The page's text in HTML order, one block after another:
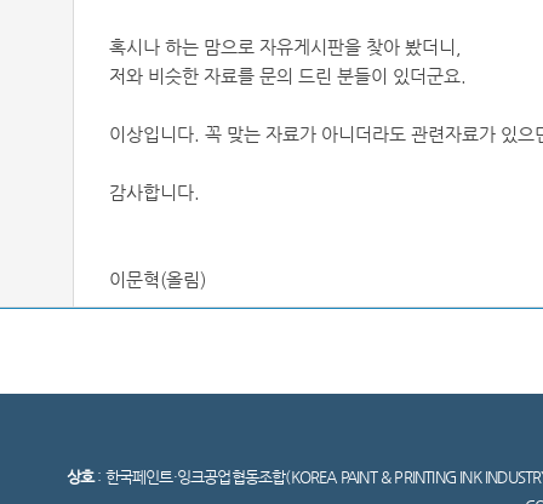
혹시나 하는 맘으로 자유게시판을 찾아 봤더니,
저와 비슷한 자료를 문의 드린 분들이 있더군요.
이상입니다. 꼭 맞는 자료가 아니더라도 관련자료가 있으
감사합니다.
이문혁(올림)
상호: 한국페인트·잉크공업협동조합(KOREA PAINT & PRINTING INK